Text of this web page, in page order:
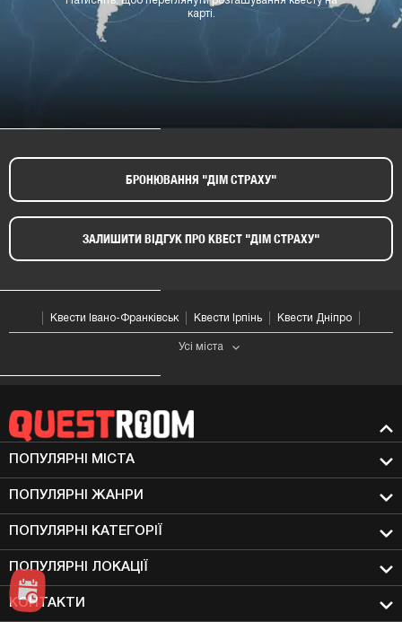
БРОНЮВАННЯ "ДІМ СТРАХУ"​
ЗАЛИШИТИ ВІДГУК ПРО КВЕСТ "ДІМ СТРАХУ"​
Усі мiста
ПОПУЛЯРНІ МIСТА
ПОПУЛЯРНІ ЖАНРИ
ПОПУЛЯРНІ КАТЕГОРІЇ
ПОПУЛЯРНІ ЛОКАЦІЇ
КОНТАКТИ